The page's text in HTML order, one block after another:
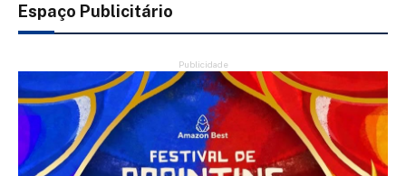
Espaço Publicitário
Publicidade